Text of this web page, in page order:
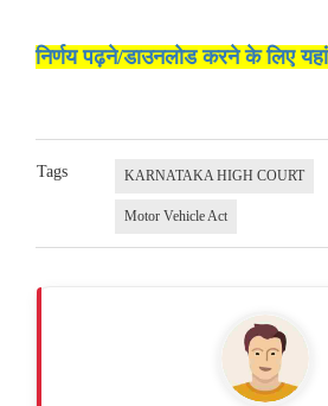
निर्णय पढ़ने/डाउनलोड करने के लिए
Tags KARNATAKA HIGH COURT
Motor Vehicle Act